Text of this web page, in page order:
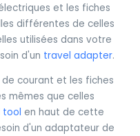
et les fiches
différentes de celles
utilisées dans votre
d'un travel adapter.
courant et les fiches
mêmes que celles
tool en haut de cette
d'un adaptateur de